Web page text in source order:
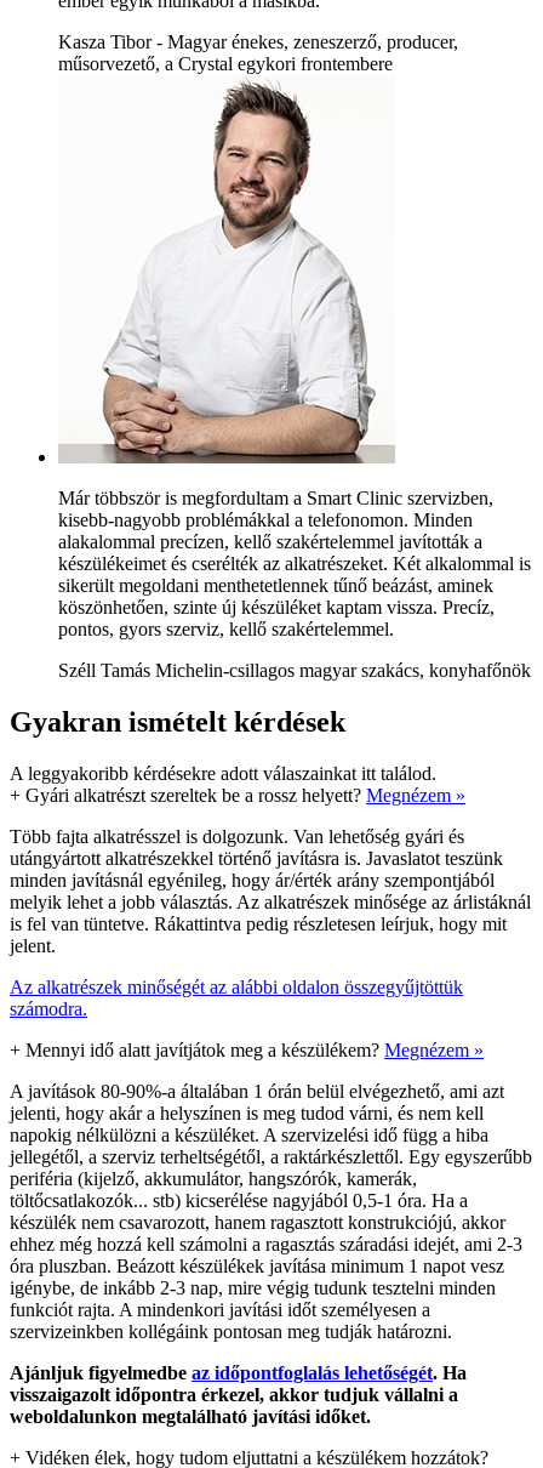
Kasza Tibor - Magyar énekes, zeneszerző, producer,
műsorvezető, a Crystal egykori frontembere
Már többször is megfordultam a Smart Clinic szervizben,
kisebb-nagyobb problémákkal a telefonomon. Minden
alakalommal precízen, kellő szakértelemmel javították a
készülékeimet és cserélték az alkatrészeket. Két alkalommal is
sikerült megoldani menthetetlennek tűnő beázást, aminek
köszönhetően, szinte új készüléket kaptam vissza. Precíz,
pontos, gyors szerviz, kellő szakértelemmel.
Széll Tamás Michelin-csillagos magyar szakács, konyhafőnök
Gyakran ismételt kérdések
A leggyakoribb kérdésekre adott válaszainkat itt találod.
+ Gyári alkatrészt szereltek be a rossz helyett? Megnézem »
Több fajta alkatrésszel is dolgozunk. Van lehetőség gyári és
utángyártott alkatrészekkel történő javításra is. Javaslatot teszünk
minden javításnál egyénileg, hogy ár/érték arány szempontjából
melyik lehet a jobb választás. Az alkatrészek minősége az árlistáknál
is fel van tüntetve. Rákattintva pedig részletesen leírjuk, hogy mit
jelent.
Az alkatrészek minőségét az alábbi oldalon összegyűjtöttük
számodra.
+ Mennyi idő alatt javítjátok meg a készülékem? Megnézem »
A javítások 80-90%-a általában 1 órán belül elvégezhető, ami azt
jelenti, hogy akár a helyszínen is meg tudod várni, és nem kell
napokig nélkülözni a készüléket. A szervizelési idő függ a hiba
jellegétől, a szerviz terheltségétől, a raktárkészlettől. Egy egyszerűbb
periféria (kijelző, akkumulátor, hangszórók, kamerák,
töltőcsatlakozók... stb) kicserélése nagyjából 0,5-1 óra. Ha a
készülék nem csavarozott, hanem ragasztott konstrukciójú, akkor
ehhez még hozzá kell számolni a ragasztás száradási idejét, ami 2-3
óra pluszban. Beázott készülékek javítása minimum 1 napot vesz
igénybe, de inkább 2-3 nap, mire végig tudunk tesztelni minden
funkciót rajta. A mindenkori javítási időt személyesen a
szervizeinkben kollégáink pontosan meg tudják határozni.
Ajánljuk figyelmedbe az időpontfoglalás lehetőségét. Ha
visszaigazolt időpontra érkezel, akkor tudjuk vállalni a
weboldalunkon megtalálható javítási időket.
+ Vidéken élek, hogy tudom eljuttatni a készülékem hozzátok?